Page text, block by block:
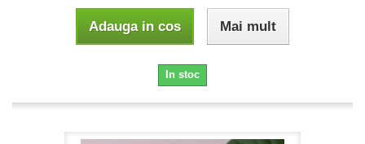
Adauga in cos Mai mult
In stoc